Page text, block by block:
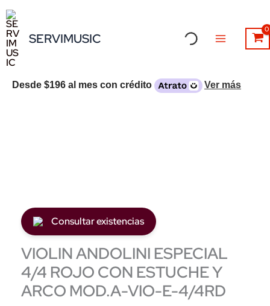
al
contenidoSERVIMUSIC
Desde $196 al mes con crédito Ver más
Consultar existencias
VIOLIN ANDOLINI ESPECIAL
4/4 ROJO CON ESTUCHE Y
ARCO MOD.A-VIO-E-4/4RD